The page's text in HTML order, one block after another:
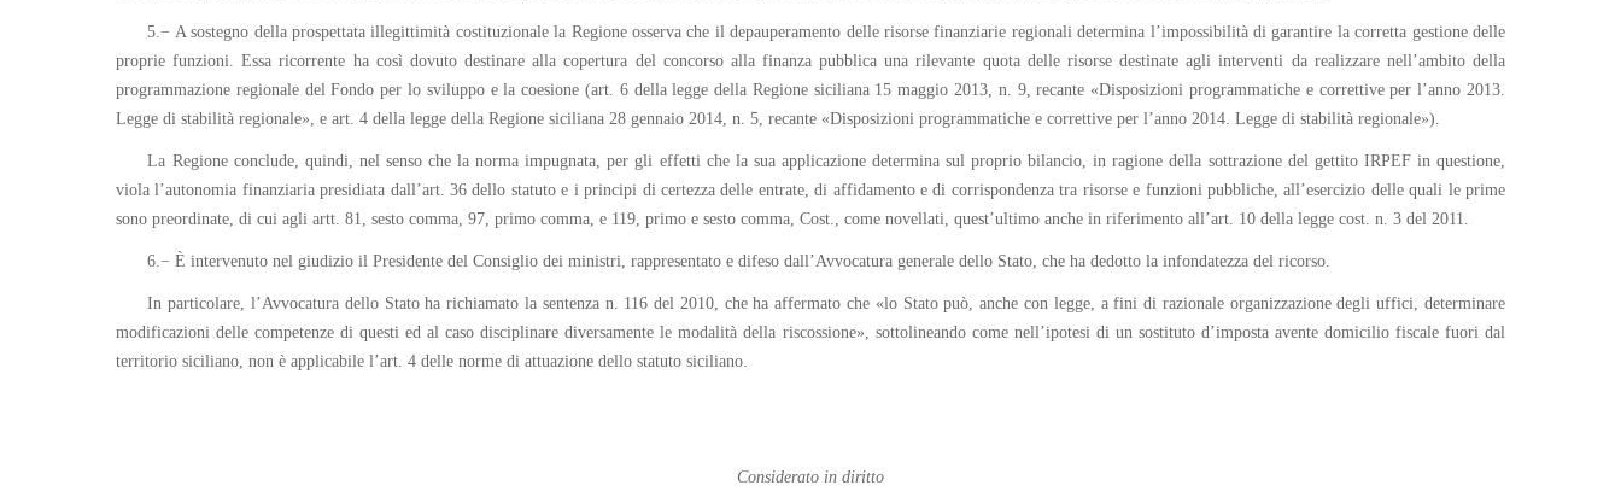
5.− A sostegno della prospettata illegittimità costituzionale la Regione osserva che il depauperamento delle risorse finanziarie regionali determina l’impossibilità di garantire la corretta gestione delle
proprie funzioni. Essa ricorrente ha così dovuto destinare alla copertura del concorso alla finanza pubblica una rilevante quota delle risorse destinate agli interventi da realizzare nell’ambito della
programmazione regionale del Fondo per lo sviluppo e la coesione (art. 6 della legge della Regione siciliana 15 maggio 2013, n. 9, recante «Disposizioni programmatiche e correttive per l’anno 2013.
Legge di stabilità regionale», e art. 4 della legge della Regione siciliana 28 gennaio 2014, n. 5, recante «Disposizioni programmatiche e correttive per l’anno 2014. Legge di stabilità regionale»).
La Regione conclude, quindi, nel senso che la norma impugnata, per gli effetti che la sua applicazione determina sul proprio bilancio, in ragione della sottrazione del gettito IRPEF in questione,
viola l’autonomia finanziaria presidiata dall’art. 36 dello statuto e i principi di certezza delle entrate, di affidamento e di corrispondenza tra risorse e funzioni pubbliche, all’esercizio delle quali le prime
sono preordinate, di cui agli artt. 81, sesto comma, 97, primo comma, e 119, primo e sesto comma, Cost., come novellati, quest’ultimo anche in riferimento all’art. 10 della legge cost. n. 3 del 2011.
6.− È intervenuto nel giudizio il Presidente del Consiglio dei ministri, rappresentato e difeso dall’Avvocatura generale dello Stato, che ha dedotto la infondatezza del ricorso.
In particolare, l’Avvocatura dello Stato ha richiamato la sentenza n. 116 del 2010, che ha affermato che «lo Stato può, anche con legge, a fini di razionale organizzazione degli uffici, determinare
modificazioni delle competenze di questi ed al caso disciplinare diversamente le modalità della riscossione», sottolineando come nell’ipotesi di un sostituto d’imposta avente domicilio fiscale fuori dal
territorio siciliano, non è applicabile l’art. 4 delle norme di attuazione dello statuto siciliano.
Considerato in diritto